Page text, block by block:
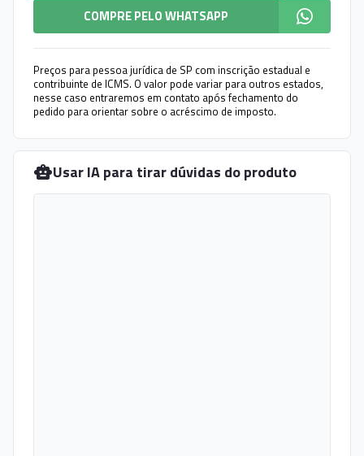
COMPRE PELO WHATSAPP
Preços para pessoa jurídica de SP com inscrição estadual e
contribuinte de ICMS. O valor pode variar para outros estados,
nesse caso entraremos em contato após fechamento do
pedido para orientar sobre o acréscimo de imposto.
Usar IA para tirar dúvidas do produto